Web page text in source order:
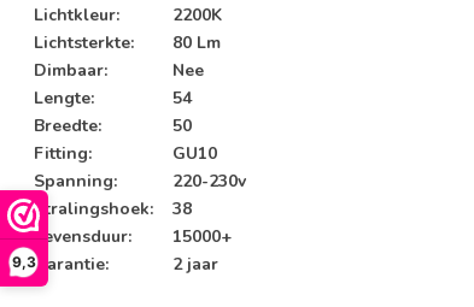
9,3
Lichtkleur:
2200K
Lichtsterkte:
80 Lm
Dimbaar:
Nee
Lengte:
54
Breedte:
50
Fitting:
GU10
Spanning:
220-230v
Stralingshoek:
38
Levensduur:
15000+
Garantie:
2 jaar